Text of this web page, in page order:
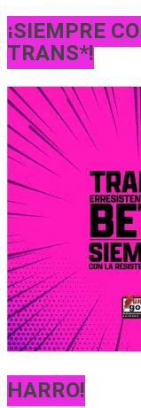
¡SIEMPRE
TRANS*!
HARRO!